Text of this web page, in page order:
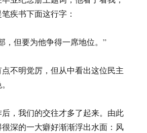
疾书下面这行字：
，但要为他争得一席地位。”
不明觉厉，但从中看出这位民主
，我们的交往才多了起来。由此
深的一大癖好渐渐浮出水面：风